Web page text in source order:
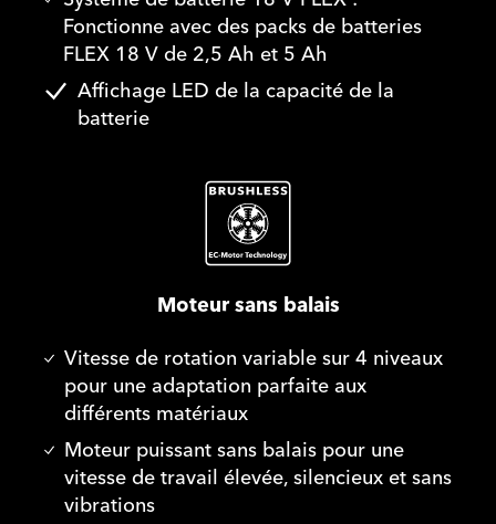
Fonctionne avec des packs de batteries
FLEX 18 V de 2,5 Ah et 5 Ah
Affichage LED de la capacité de la
batterie
Moteur sans balais
Vitesse de rotation variable sur 4 niveaux
pour une adaptation parfaite aux
différents matériaux
Moteur puissant sans balais pour une
vitesse de travail élevée, silencieux et sans
vibrations